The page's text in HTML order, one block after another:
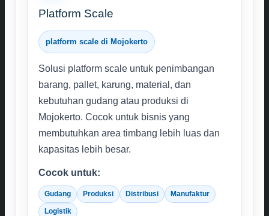
Platform Scale
platform scale di Mojokerto
Solusi platform scale untuk penimbangan
barang, pallet, karung, material, dan
kebutuhan gudang atau produksi di
Mojokerto. Cocok untuk bisnis yang
membutuhkan area timbang lebih luas dan
kapasitas lebih besar.
Cocok untuk:
Gudang Produksi Distribusi Manufaktur
Logistik